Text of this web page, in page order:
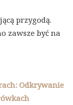
przygodą.
zawsze być na
Odkrywanie